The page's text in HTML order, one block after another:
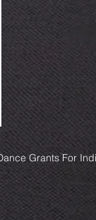
Grants For